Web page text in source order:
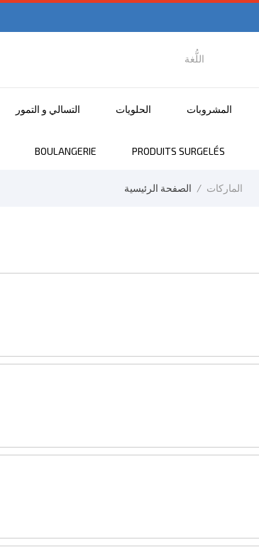
اللُّغة
المشروبات الحلويات التسالي و التمور
PRODUITS SURGELÉS
BOULANGERIE
الصفحة الرئيسية الماركات